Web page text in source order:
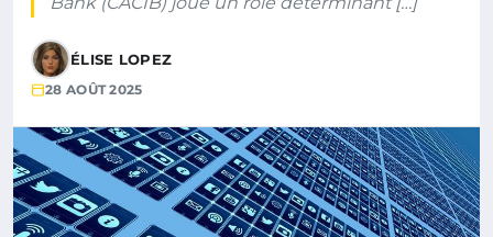
ÉLISE LOPEZ
28 AOÛT 2025